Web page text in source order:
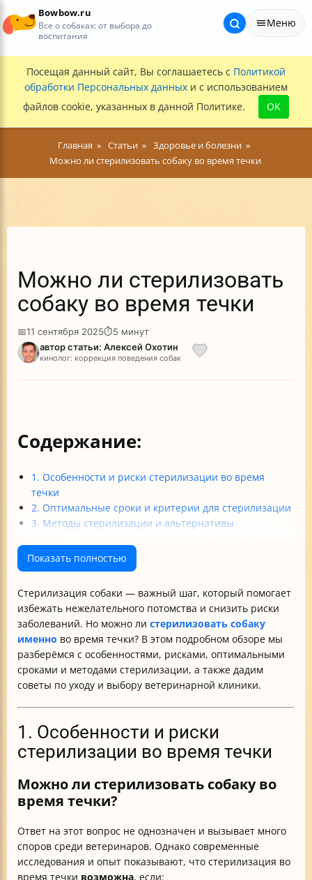
Bowbow.ru
Все о собаках: от выбора до
воспитания
Меню
Посещая данный сайт, Вы соглашаетесь с Политикой
обработки Персональных данных и с использованием
файлов cookie, указанных в данной Политике.
OK
Главная Статьи
Здоровье и болезни
Можно ли стерилизовать собаку во время течки
Можно ли стерилизовать
собаку во время течки
📅11 сентября 2025⏱5 минут
автор статьи: Алексей Охотин
кинолог: коррекция поведения собак
Содержание:
1. Особенности и риски стерилизации во время
течки
2. Оптимальные сроки и критерии для стерилизации
3. Методы стерилизации и альтернативы
5. Влияние стерилизации на здоровье и поведение
6. Рекомендации по выбору ветеринарной помощи
Показать полностью
Стерилизация собаки — важный шаг, который помогает
избежать нежелательного потомства и снизить риски
заболеваний. Но можно ли стерилизовать собаку
именно во время течки? В этом подробном обзоре мы
разберёмся с особенностями, рисками, оптимальными
сроками и методами стерилизации, а также дадим
советы по уходу и выбору ветеринарной клиники.
1. Особенности и риски
стерилизации во время течки
Можно ли стерилизовать собаку во
время течки?
Ответ на этот вопрос не однозначен и вызывает много
споров среди ветеринаров. Однако современные
исследования и опыт показывают, что стерилизация во
время течки возможна, если: